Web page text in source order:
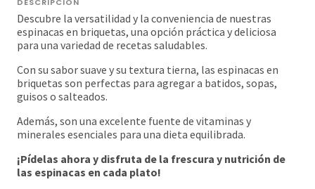
Descubre la versatilidad y la conveniencia de nuestras
espinacas en briquetas, una opción práctica y deliciosa
para una variedad de recetas saludables.
Con su sabor suave y su textura tierna, las espinacas en
briquetas son perfectas para agregar a batidos, sopas,
guisos o salteados.
Además, son una excelente fuente de vitaminas y
minerales esenciales para una dieta equilibrada.
¡Pídelas ahora y disfruta de la frescura y nutrición de
las espinacas en cada plato!